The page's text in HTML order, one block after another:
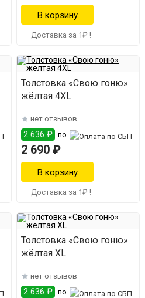
Доставка за 1₽ !
Толстовка «Свою гоню»
жёлтая 4XL
нет отзывов
2 636 ₽ по
2 690 ₽
Доставка за 1₽ !
Толстовка «Свою гоню»
жёлтая XL
нет отзывов
2 636 ₽ по